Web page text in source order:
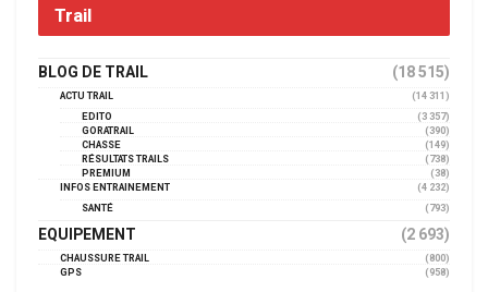
Trail
BLOG DE TRAIL (18 515)
ACTU TRAIL
(14 311)
EDITO
(3 357)
GORATRAIL
(390)
CHASSE
(149)
RÉSULTATS TRAILS
(738)
PREMIUM
(38)
INFOS ENTRAINEMENT
(4 232)
SANTÉ
(793)
EQUIPEMENT (2 693)
CHAUSSURE TRAIL
(800)
GPS
(958)